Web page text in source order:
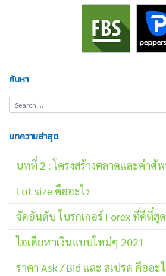
ค้นหา
บทความล่าสุด
บทที่ 2 : โครงสร้างตลาดและคำศั
Lot size คืออะไร
จัดอันดับ โบรกเกอร์ Forex ที่ดีที่สุ
ไอเดียหาเงินแบบใหม่ๆ 2021
ราคา Ask / Bid และ สเปรด คืออะ